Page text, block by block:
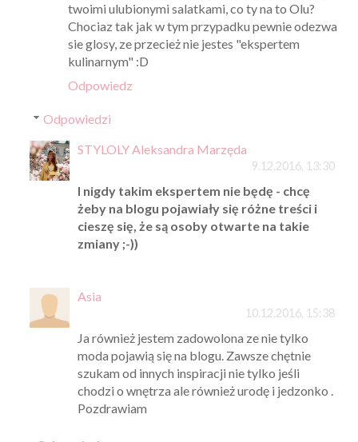
twoimi ulubionymi salatkami, co ty na to Olu?
Chociaz tak jak w tym przypadku pewnie odezwa
sie glosy, ze przecież nie jestes "ekspertem
kulinarnym" :D
Odpowiedz
Odpowiedzi
STYLOLY Aleksandra Marzęda
9.12.2016, 13:30
I nigdy takim ekspertem nie będę - chcę
żeby na blogu pojawiały się różne treści i
cieszę się, że są osoby otwarte na takie
zmiany ;-))
Asia
10.12.2016, 15:38
Ja również jestem zadowolona ze nie tylko
moda pojawią się na blogu. Zawsze chętnie
szukam od innych inspiracji nie tylko jeśli
chodzi o wnętrza ale również urodę i jedzonko .
Pozdrawiam